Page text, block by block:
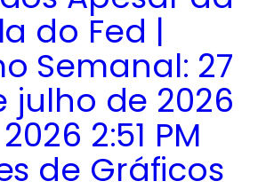
do Fed |
Semanal: 27
julho de 2026
2:51 PM
de Gráficos